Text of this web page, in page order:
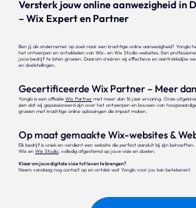
Versterk jouw online aanwezigheid in
– Wix Expert en Partner
Ben jij als ondernemer op zoek naar een krachtige online aanwezigheid? Yonglo
het ontwerpen en ontwikkelen van Wix- en Wix Studio-websites. Een
jouw bedrijf te laten groeien. Daarom creëren wij effectieve en aantrekkelijke
en doelstellingen.
Gecertificeerde Wix Partner – Meer
Yonglo is een officiële Wix Partnermet meer dan 16 jaar ervaring. Onze
zien dat wij gepassioneerd zijn over het ontwerpen en bouwen van
groeien met krachtige online oplossingen die impact maken.
Op maat gemaakte Wix-websites &
Elk bedrijf is uniek en verdient een website die perfect aansluit bij zijn
Wix en Wix Studio, volledig afgestemd op jouw visie en doelen.
Klaar om jouw digitale visie tot leven te brengen?
Neem vandaag nog contact op en ontdek wat Yonglo voor jou kan betekenen!